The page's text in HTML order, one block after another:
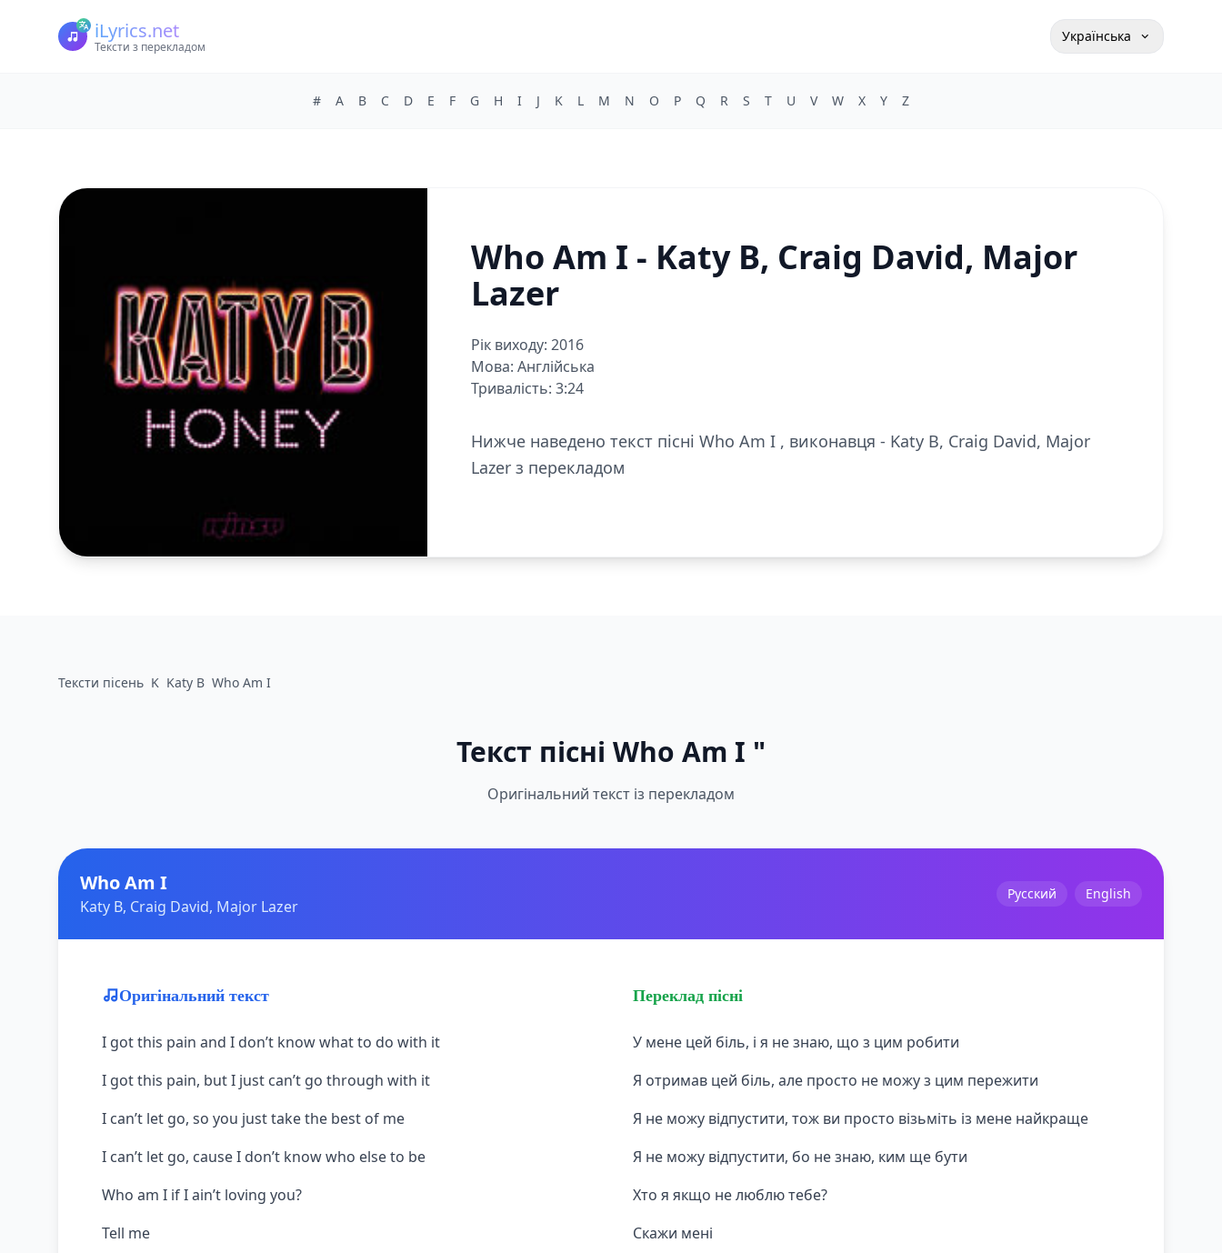
iLyrics.net
Тексти з перекладом
Українська
# A B C D E F G H I J K L M N O P Q R S T U V W X Y Z
Who Am I - Katy B, Craig David, Major
Lazer
Рік виходу: 2016
Мова: Англійська
Тривалість: 3:24
Нижче наведено текст пісні Who Am I , виконавця - Katy B, Craig David, Major
Lazer з перекладом
Тексти пісень K Katy B Who Am I
Текст пісні Who Am I "
Оригінальний текст із перекладом
Who Am I
Katy B, Craig David, Major Lazer
Русский English
Оригінальний текст
I got this pain and I don’t know what to do with it
I got this pain, but I just can’t go through with it
I can’t let go, so you just take the best of me
I can’t let go, cause I don’t know who else to be
Who am I if I ain’t loving you?
Tell me
Переклад пісні
У мене цей біль, і я не знаю, що з цим робити
Я отримав цей біль, але просто не можу з цим пережити
Я не можу відпустити, тож ви просто візьміть із мене найкраще
Я не можу відпустити, бо не знаю, ким ще бути
Хто я якщо не люблю тебе?
Скажи мені